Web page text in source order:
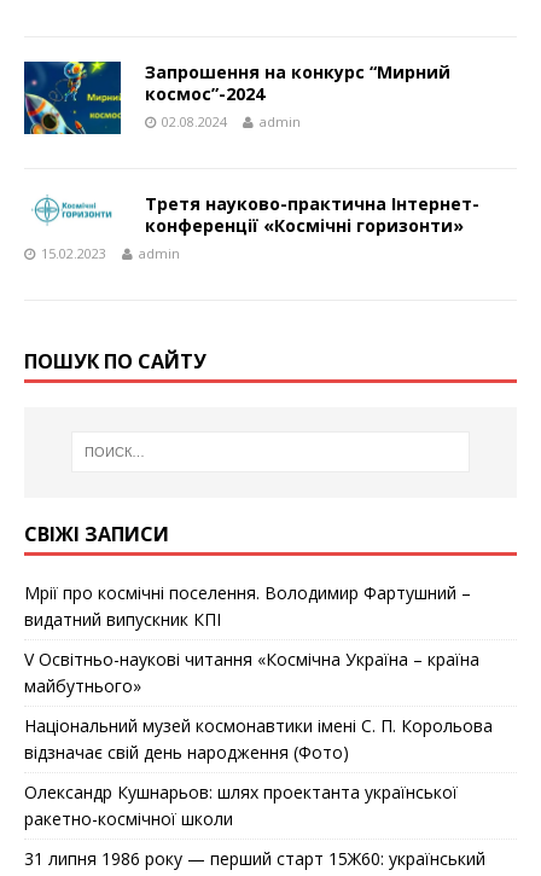
Запрошення на конкурс “Мирний
космос”-2024
02.08.2024 admin
Третя науково-практична Інтернет-
конференції «Космічні горизонти»
15.02.2023 admin
ПОШУК ПО САЙТУ
СВІЖІ ЗАПИСИ
Мрії про космічні поселення. Володимир Фартушний –
видатний випускник КПІ
V Освітньо-наукові читання «Космічна Україна – країна
майбутнього»
Національний музей космонавтики імені С. П. Корольова
відзначає cвій день народження (Фото)
Олександр Кушнарьов: шлях проектанта української
ракетно-космічної школи
31 липня 1986 року — перший старт 15Ж60: український